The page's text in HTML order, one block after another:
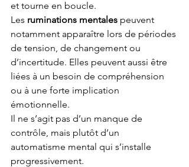
et tourne en boucle.
Les ruminations mentales peuvent
notamment apparaître lors de périodes
de tension, de changement ou
d’incertitude. Elles peuvent aussi être
liées à un besoin de compréhension
ou à une forte implication
émotionnelle.
Il ne s’agit pas d’un manque de
contrôle, mais plutôt d’un
automatisme mental qui s’installe
progressivement.